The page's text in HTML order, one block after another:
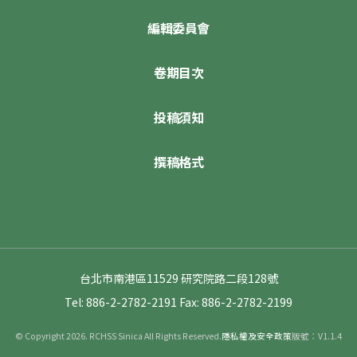
編輯委員會
卷期目次
投稿須知
撰稿格式
台北市南港區11529 研究院路二段128號
Tel: 886-2-2782-2191 Fax: 886-2-2782-2199
© Copyright 2026. RCHSS Sinica All Rights Reserved.隱私權及安全政策版號：V1.1.4